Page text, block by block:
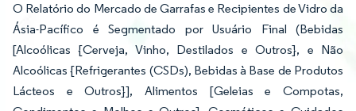
O Relatório do Mercado de Garrafas e Recipientes de Vidro da
Ásia-Pacífico é Segmentado por Usuário Final (Bebidas
[Alcoólicas {Cerveja, Vinho, Destilados e Outros}, e Não
Alcoólicas {Refrigerantes (CSDs), Bebidas à Base de Produtos
Lácteos e Outros}], Alimentos [Geleias e Compotas,